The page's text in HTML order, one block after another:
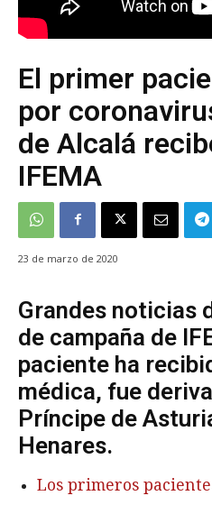
El primer
por
de Alcalá
IFEMA
23 de marzo de 2020
Grandes noticias
de campaña de
paciente ha
médica, fue
Príncipe de
Henares.
Los primeros